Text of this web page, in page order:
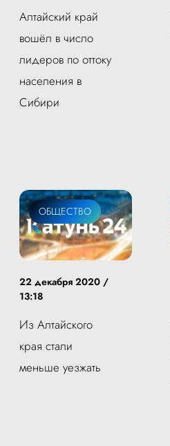
Алтайский край
вошёл в число
лидеров по оттоку
населения в
Сибири
ОБЩЕСТВО
22 декабря 2020 /
13:18
Из Алтайского
края стали
меньше уезжать